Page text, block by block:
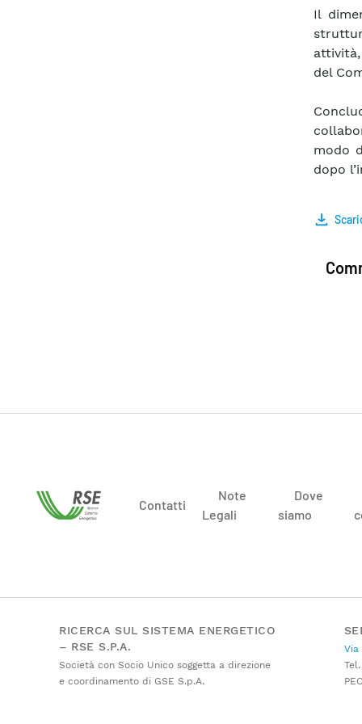
Il
del
modo
dopo
Contatti
Note
Legali
Dove
siamo
RICERCA SUL SISTEMA ENERGETICO
– RSE S.P.A.
Società con Socio Unico soggetta a direzione
e coordinamento di GSE S.p.A.
Via
Tel.
PEC